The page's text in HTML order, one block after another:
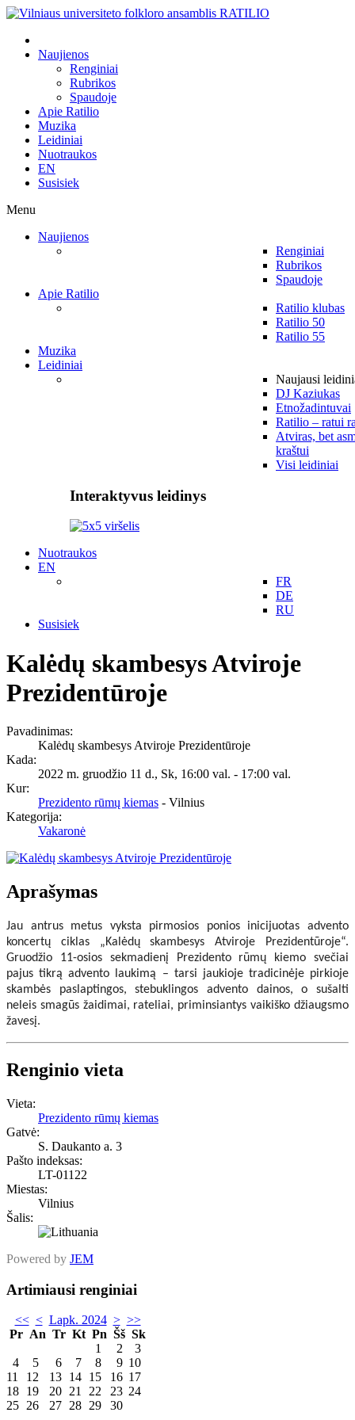
Naujienos
Renginiai
Rubrikos
Spaudoje
Apie Ratilio
Muzika
Leidiniai
Nuotraukos
EN
Susisiek
Menu
Naujienos
Renginiai
Rubrikos
Spaudoje
Apie Ratilio
Ratilio klubas
Ratilio 50
Ratilio 55
Muzika
Leidiniai
Naujausi
DJ Kaziukas
Etnožadintuvai
Ratilio – ratui
Atviras, bet
kraštui
Visi leidiniai
Interaktyvus leidinys
Nuotraukos
EN
FR
DE
RU
Susisiek
Kalėdų skambesys Atviroje
Prezidentūroje
Pavadinimas:
Kalėdų skambesys Atviroje Prezidentūroje
Kada:
2022 m. gruodžio 11 d., Sk, 16:00 val. - 17:00 val.
Kur:
Prezidento rūmų kiemas - Vilnius
Kategorija:
Vakaronė
Aprašymas
Jau antrus metus vyksta pirmosios ponios inicijuotas advento
koncertų ciklas „Kalėdų skambesys Atviroje Prezidentūroje“.
Gruodžio 11-osios sekmadienį Prezidento rūmų kiemo svečiai
pajus tikrą advento laukimą – tarsi jaukioje tradicinėje pirkioje
skambės paslaptingos, stebuklingos advento dainos, o sušalti
neleis smagūs žaidimai, rateliai, priminsiantys vaikiško džiaugsmo
žavesį.
Renginio vieta
Vieta:
Prezidento rūmų kiemas
Gatvė:
S. Daukanto a. 3
Pašto indeksas:
LT-01122
Miestas:
Vilnius
Šalis:
Powered by JEM
Artimiausi renginiai
<< < Lapk. 2024 > >>
Pr An Tr Kt Pn Šš Sk
1
2
3
4
5 6 7 8 9 10
11
12 13 14 15 16 17
18 19 20 21 22 23 24
25 26 27 28 29 30